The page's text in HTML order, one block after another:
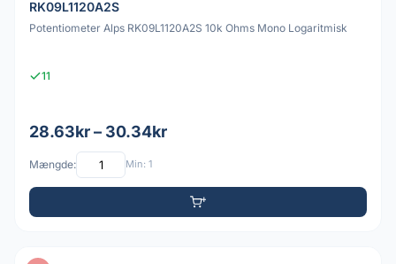
RK09L1120A2S
Potentiometer Alps RK09L1120A2S 10k Ohms Mono Logaritmisk
11
28.63kr – 30.34kr
Mængde: Min: 1